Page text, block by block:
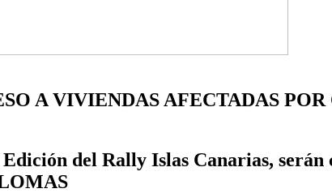
A VIVIENDAS AFECTADAS
del Rally Islas Canarias,